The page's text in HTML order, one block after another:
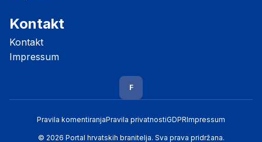
Kontakt
Kontakt
Impressum
F
Pravila komentiranjaPravila privatnostiGDPRImpressum
© 2026 Portal hrvatskih branitelja. Sva prava pridržana.